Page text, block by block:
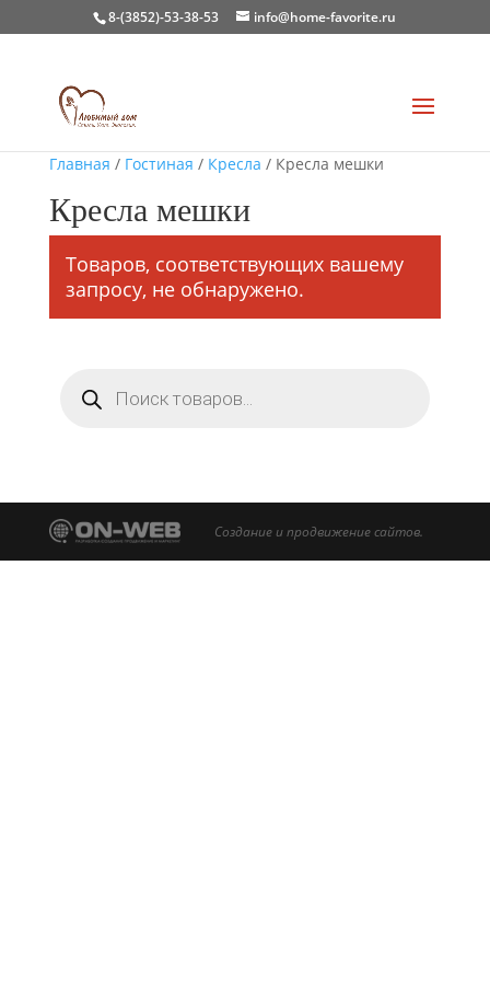
8-(3852)-53-38-53 info@home-favorite.ru
Главная / Гостиная / Кресла / Кресла мешки
Кресла мешки
Товаров, соответствующих вашему
запросу, не обнаружено.
товаров
Создание и продвижение сайтов.